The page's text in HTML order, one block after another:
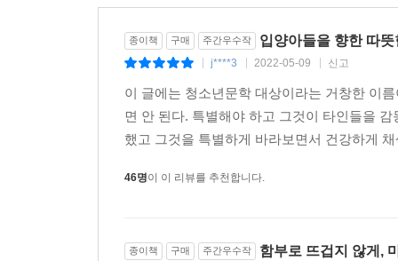
애정”이었음에 고개를 끄덕이게 된다. 믿어도 좋을
버거운 덴 각자의 이유가 있지만
학기 초 자기소개서를 쓰는 시간. 서유리는 텅
단둘이 살고 있는지? 할아버지와 피가 전혀 섞
행방을 모두 알지 못하는 처지에 대해서도. 설명
과거는 모두 없던 일로 치워 버리고 뒤도 돌아보
종이책 구매 주간우수작 입양아들을 향한 따
j****3 2022-05-09 신고
이 글에는 청소년문학 대상이라는 거창한 이
면 안 된다. 특별해야 하고 그것이 타인들을
했고 그것을 특별하게 바라보면서 건강하게
46명이 이 리뷰를 추천합니다.
종이책 구매 주간우수작 함부로 뜨겁지 않게,